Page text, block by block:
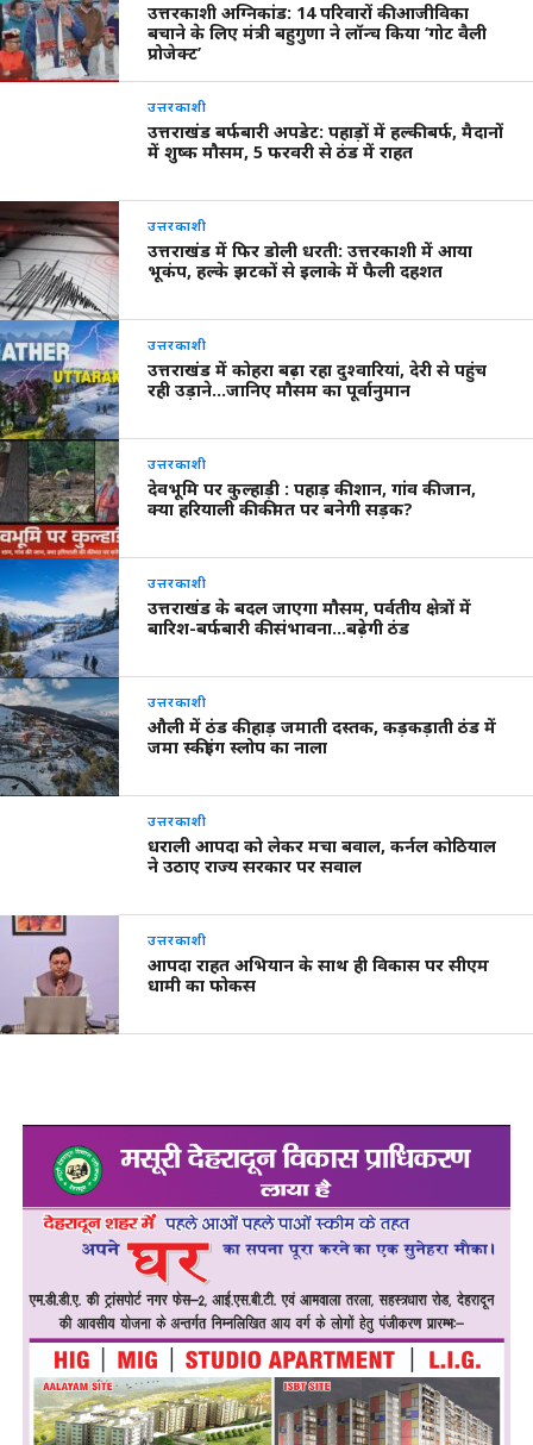
उत्तरकाशी अग्निकांड: 14 परिवारों की आजीविका
बचाने के लिए मंत्री बहुगुणा ने लॉन्च किया ‘गोट वैली
प्रोजेक्ट’
उत्तरकाशी
उत्तराखंड बर्फबारी अपडेट: पहाड़ों में हल्की बर्फ, मैदानों
में शुष्क मौसम, 5 फरवरी से ठंड में राहत
उत्तरकाशी
उत्तराखंड में फिर डोली धरती: उत्तरकाशी में आया
भूकंप, हल्के झटकों से इलाके में फैली दहशत
उत्तरकाशी
उत्तराखंड में कोहरा बढ़ा रहा दुश्वारियां, देरी से पहुंच
रही उड़ाने…जानिए मौसम का पूर्वानुमान
उत्तरकाशी
देवभूमि पर कुल्हाड़ी : पहाड़ की शान, गांव की जान,
क्या हरियाली की कीमत पर बनेगी सड़क?
उत्तरकाशी
उत्तराखंड के बदल जाएगा मौसम, पर्वतीय क्षेत्रों में
बारिश-बर्फबारी की संभावना…बढ़ेगी ठंड
उत्तरकाशी
औली में ठंड की हाड़ जमाती दस्तक, कड़कड़ाती ठंड में
जमा स्कीइंग स्लोप का नाला
उत्तरकाशी
धराली आपदा को लेकर मचा बवाल, कर्नल कोठियाल
ने उठाए राज्य सरकार पर सवाल
उत्तरकाशी
आपदा राहत अभियान के साथ ही विकास पर सीएम
धामी का फोकस